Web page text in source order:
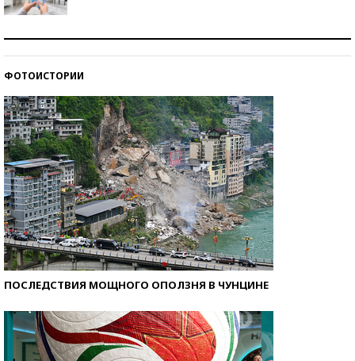
ФОТОИСТОРИИ
ПОСЛЕДСТВИЯ МОЩНОГО ОПОЛЗНЯ В ЧУНЦИНЕ